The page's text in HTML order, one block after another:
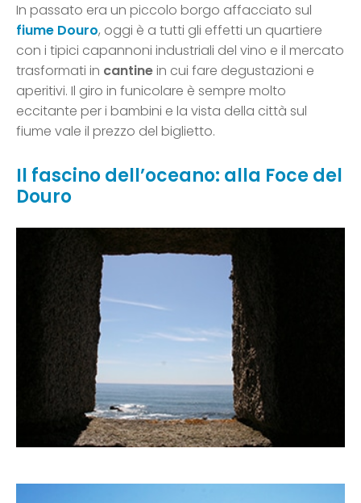
In passato era un piccolo borgo affacciato sul
fiume Douro, oggi è a tutti gli effetti un quartiere
con i tipici capannoni industriali del vino e il mercato
trasformati in cantinein cui fare degustazioni e
aperitivi. Il giro in funicolare è sempre molto
eccitante per i bambini e la vista della città sul
fiume vale il prezzo del biglietto.
Il fascino dell’oceano: alla Foce del
Douro